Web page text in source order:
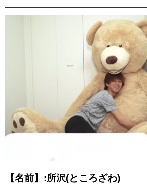
【名前】:所沢(ところざわ)